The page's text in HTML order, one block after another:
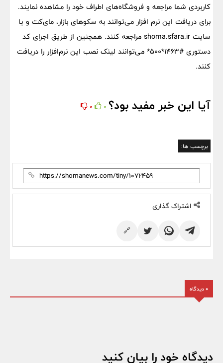
کاربردی شما مراجعه و فروشگاه‌های اطراف خود را مشاهده نمایند.
برای دریافت این نرم افزار می‌توانند به سکوهای بازار، مای‌کت و یا
سایت shoma.sfara.ir مراجعه کنند. همچنین از طریق اجرای کد
دستوری #۱۴۶۳*۵۰۰* می‌توانند لینک نصب این نرم‌افزار را دریافت
کنند.
آیا این خبر مفید بود؟ 0
0
برچسب ها:
اشتراک گذاری
🔗
0 دیدگاه
دیدگاه خود را بیان کنید